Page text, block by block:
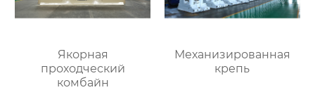
Якорная
проходческий
комбайн
Механизированная
крепь